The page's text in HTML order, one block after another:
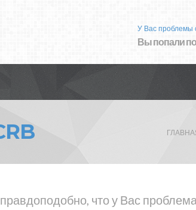
У Вас проблемы
Вы попали
что у Вас